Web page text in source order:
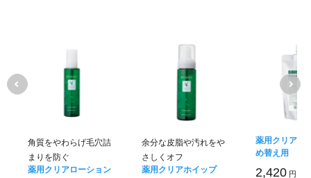
角質をやわらげ毛穴詰
まりを防ぐ
薬用クリアローション
余分な皮脂や汚れをや
さしくオフ
薬用クリアホイップ
薬用クリアホ
め替え用
2,420 円 (税